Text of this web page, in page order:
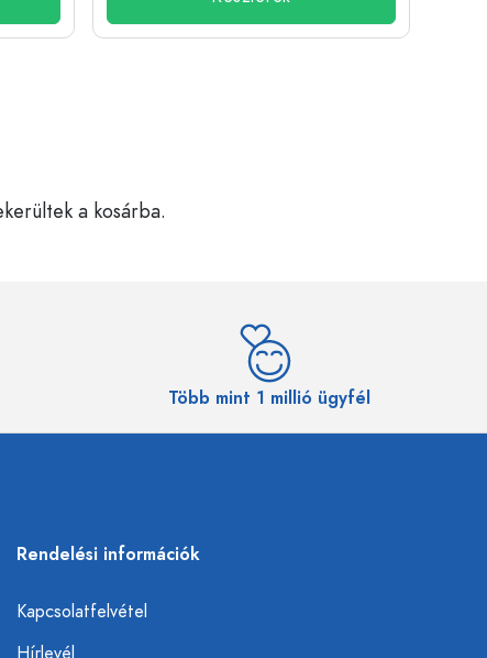
a kosárba.
Több mint 1 millió ügyfél
Rendelési információk
Kapcsolatfelvétel